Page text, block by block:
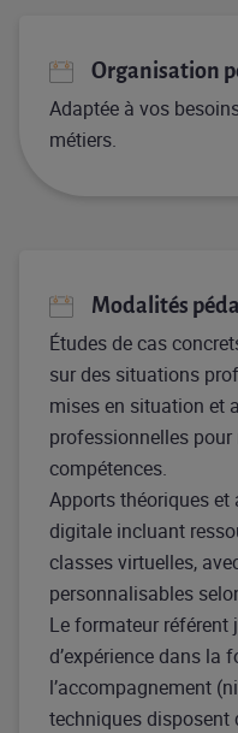
Organisation
Adaptée à vos
métiers.
Modalités
Études de cas
sur des situations
mises en situation et
professionnelles pour
compétences.
Apports théoriques
digitale incluant
classes virtuelles,
personnalisables
Le formateur référent
d’expérience dans la
l’accompagnement
techniques